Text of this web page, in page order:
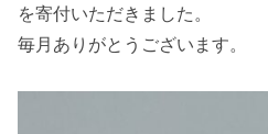
を寄付いただきました。
毎月ありがとうございます。